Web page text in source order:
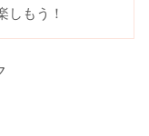
しもう！